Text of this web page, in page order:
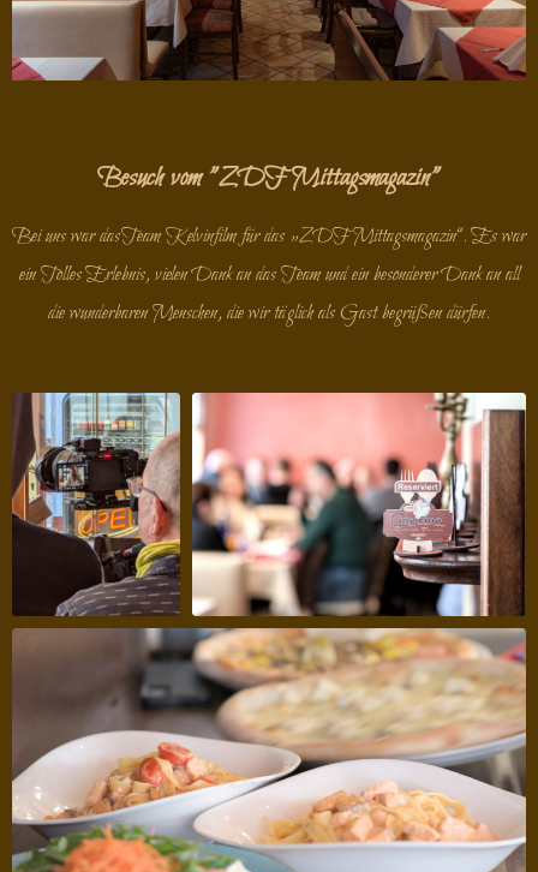
Besuch vom "ZDF Mittagsmagazin"
Bei uns war dasTeam Kelvinfilm für das „ZDF Mittagsmagazin“. Es war
ein Tolles Erlebnis, vielen Dank an das Team und ein besonderer Dank an all
die wunderbaren Menschen, die wir täglich als Gast begrüßen dürfen.